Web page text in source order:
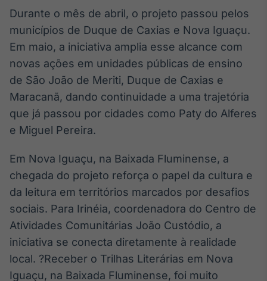
Tokenização
de ativos
Em breve
Crédito
Durante o mês de abril, o projeto passou pelos
municípios de Duque de Caxias e Nova Iguaçu.
Em maio, a iniciativa amplia esse alcance com
novas ações em unidades públicas de ensino
de São João de Meriti, Duque de Caxias e
Maracanã, dando continuidade a uma trajetória
que já passou por cidades como Paty do Alferes
e Miguel Pereira.
Em Nova Iguaçu, na Baixada Fluminense, a
chegada do projeto reforça o papel da cultura e
da leitura em territórios marcados por desafios
sociais. Para Irinéia, coordenadora do Centro de
Atividades Comunitárias João Custódio, a
iniciativa se conecta diretamente à realidade
local. ?Receber o Trilhas Literárias em Nova
Iguaçu, na Baixada Fluminense, foi muito